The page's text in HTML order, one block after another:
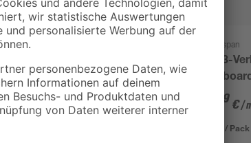
2000 x 58 x 38 mm
3,98 €
Kronospan
OSB3-
634 x 15
59 €/
8,12 € / Pack